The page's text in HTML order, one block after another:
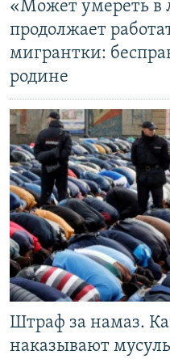
«Может умереть в
продолжает
мигрантки:
родине
Штраф за намаз.
наказывают